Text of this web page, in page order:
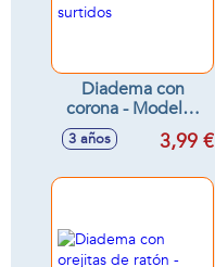
Diadema con
corona - Modelos
surtidos
3 años 3,99 €